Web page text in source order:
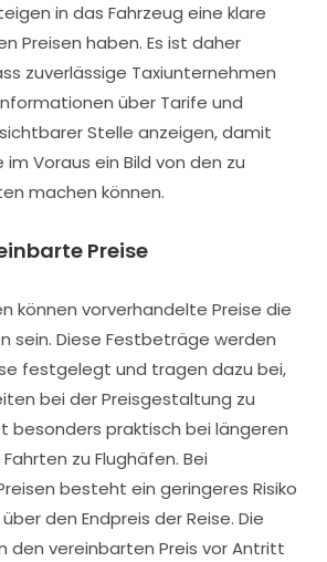
in das Fahrzeug eine klare
Preisen haben. Es ist daher
zuverlässige Taxiunternehmen
über Tarife und
Stelle anzeigen, damit
Voraus ein Bild von den zu
machen können.
Preise
können vorverhandelte Preise die
sein. Diese Festbeträge werden
festgelegt und tragen dazu bei,
bei der Preisgestaltung zu
besonders praktisch bei längeren
zu Flughäfen. Bei
besteht ein geringeres Risiko
den Endpreis der Reise. Die
den vereinbarten Preis vor Antritt